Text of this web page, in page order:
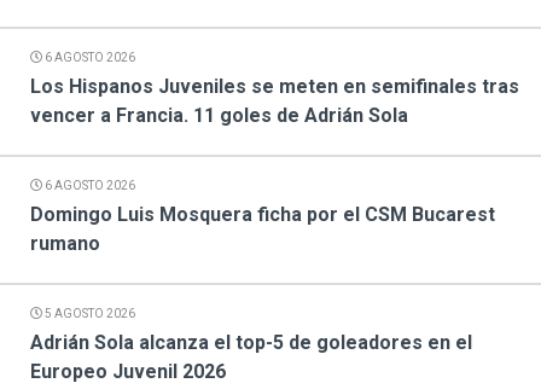
6 AGOSTO 2026
Los Hispanos Juveniles se meten en semifinales tras
vencer a Francia. 11 goles de Adrián Sola
6 AGOSTO 2026
Domingo Luis Mosquera ficha por el CSM Bucarest
rumano
5 AGOSTO 2026
Adrián Sola alcanza el top-5 de goleadores en el
Europeo Juvenil 2026